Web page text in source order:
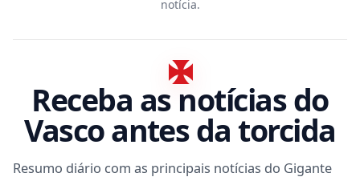
notícia.
Receba as notícias do
Vasco antes da torcida
Resumo diário com as principais notícias do Gigante